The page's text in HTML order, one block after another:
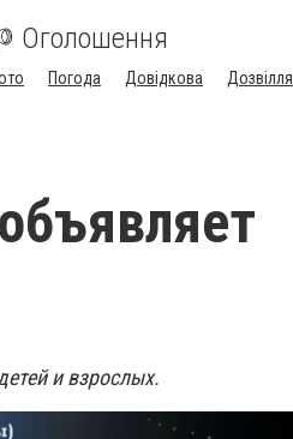
Оголошення
Погода Довідкова Дозвілля
и взрослых.